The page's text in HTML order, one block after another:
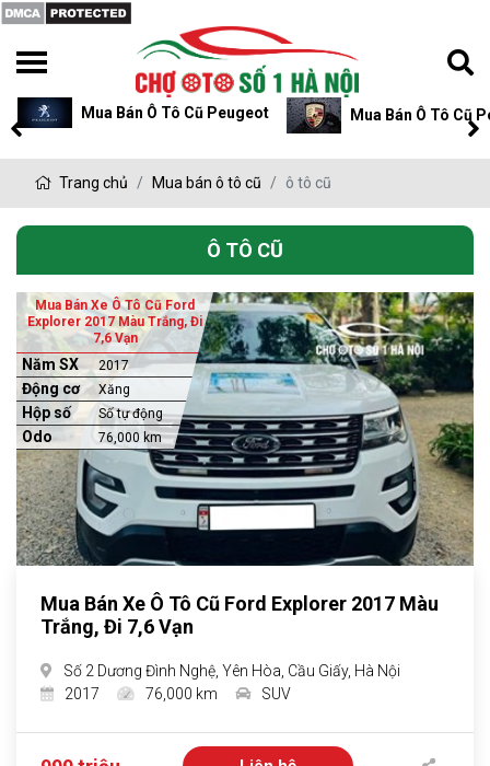
Mua Bán Ô Tô Cũ Peugeot Mua Bán Ô Tô Cũ
Trang chủ Mua bán ô tô cũ ô tô cũ
Ô TÔ CŨ
Mua Bán Xe Ô Tô Cũ Ford
Explorer 2017 Màu Trắng, Đi
7,6 Vạn
Năm SX 2017
Động cơ Xăng
Hộp số Số tự động
Odo 76,000 km
Mua Bán Xe Ô Tô Cũ Ford Explorer 2017 Màu
Trắng, Đi 7,6 Vạn
Số 2 Dương Đình Nghệ, Yên Hòa, Cầu Giấy, Hà Nội
2017
76,000 km SUV